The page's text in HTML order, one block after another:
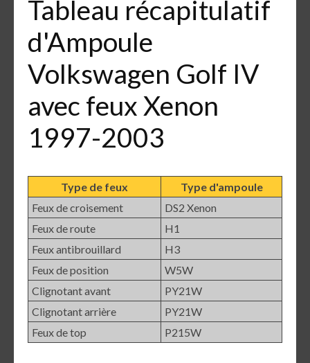
Tableau récapitulatif
d'Ampoule
Volkswagen Golf IV
avec feux Xenon
1997-2003
Type de feux
Type d'ampoule
Feux de croisement
DS2 Xenon
Feux de route
H1
Feux antibrouillard
H3
Feux de position
W5W
Clignotant avant
PY21W
Clignotant arrière
PY21W
Feux de top
P215W